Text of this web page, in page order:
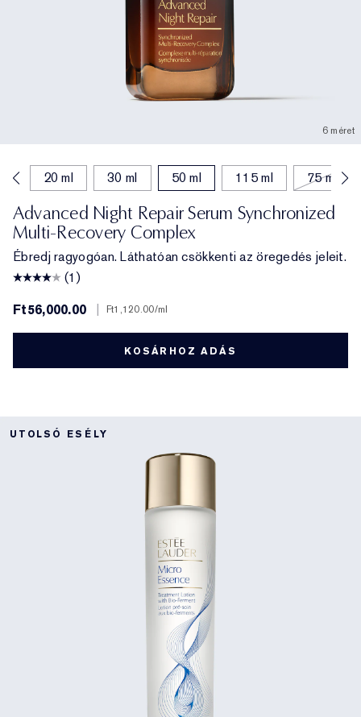
6 méret
20 ml 30 ml 50 ml 115 ml 75 ml
Advanced Night Repair Serum Synchronized
Multi-Recovery Complex
Ébredj ragyogóan. Láthatóan csökkenti az öregedés jeleit.
(1)
Ft56,000.00
Ft1,120.00/ml
KOSÁRHOZ ADÁS
UTOLSÓ ESÉLY